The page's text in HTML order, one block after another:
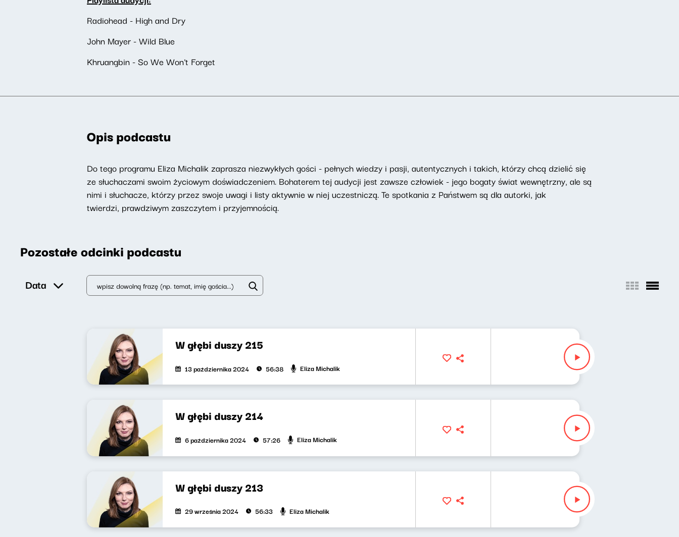
Radiohead - High and Dry
John Mayer - Wild Blue
Khruangbin - So We Won't Forget
Opis podcastu
Do tego programu Eliza Michalik zaprasza niezwykłych gości - pełnych wiedzy i pasji, autentycznych i takich, którzy chcą dzielić się
ze słuchaczami swoim życiowym doświadczeniem. Bohaterem tej audycji jest zawsze człowiek - jego bogaty świat wewnętrzny, ale są
nimi i słuchacze, którzy przez swoje uwagi i listy aktywnie w niej uczestniczą. Te spotkania z Państwem są dla autorki, jak
twierdzi, prawdziwym zaszczytem i przyjemnością.
Pozostałe odcinki podcastu
Data
W głębi duszy 215
13 października 2024 56:38 Eliza Michalik
W głębi duszy 214
6 października 2024 57:26 Eliza Michalik
W głębi duszy 213
29 września 2024 56:33 Eliza Michalik